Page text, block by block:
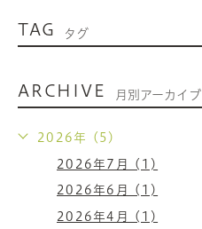
TAG タグ
ARCHIVE 月別アーカイブ
2026年 (5)
2026年7月 (1)
2026年6月 (1)
2026年4月 (1)